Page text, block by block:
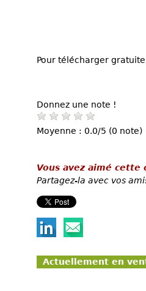
Pour télécharger
Donnez une note !
Moyenne : 0.0/5 (0 note)
Vous avez aimé cette
Partagez-la avec vos
Actuellement en